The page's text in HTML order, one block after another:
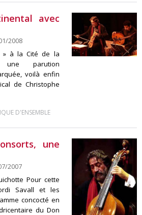
avec
2008
» à la Cité de la
parution
voilà enfin
de Christophe
D'ENSEMBLE
une
2007
Pour cette
Savall et les
concocté en
du Don